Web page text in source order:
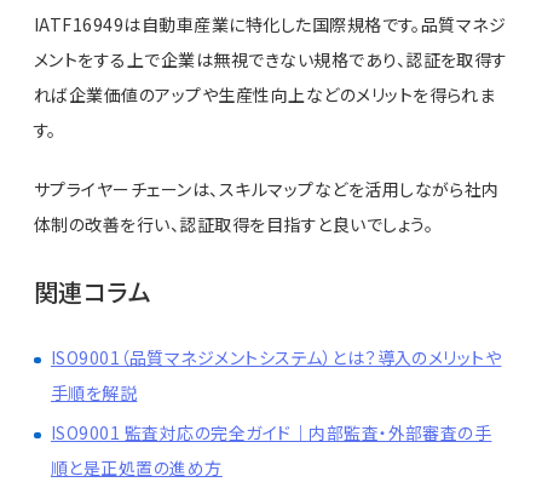
IATF16949は自動車産業に特化した国際規格です。品質マネジ
メントをする上で企業は無視できない規格であり、認証を取得す
れば企業価値のアップや生産性向上などのメリットを得られま
す。
サプライヤーチェーンは、スキルマップなどを活用しながら社内
体制の改善を行い、認証取得を目指すと良いでしょう。
関連コラム
ISO9001（品質マネジメントシステム）とは？導入のメリットや
手順を解説
ISO9001 監査対応の完全ガイド｜内部監査・外部審査の手
順と是正処置の進め方